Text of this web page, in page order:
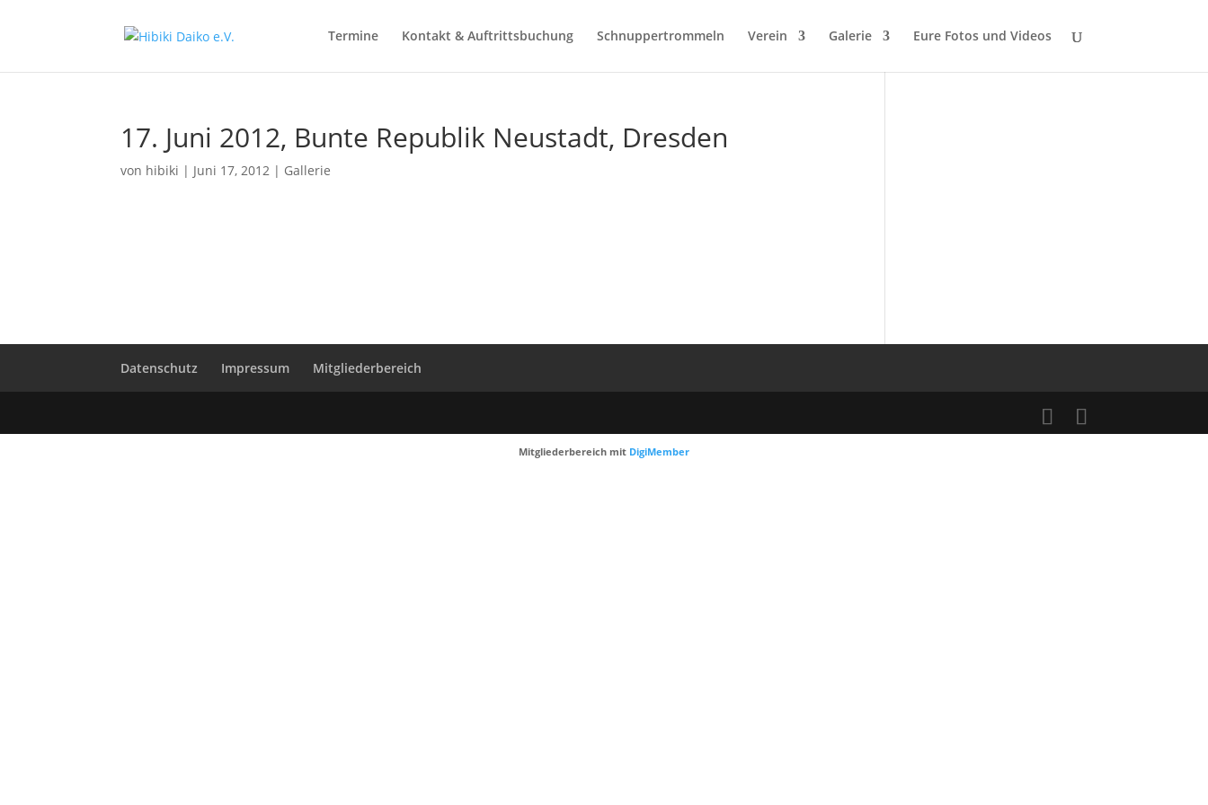
Termine Kontakt & Auftrittsbuchung Schnuppertrommeln Verein Galerie Eure Fotos und Videos
17. Juni 2012, Bunte Republik Neustadt, Dresden
von hibiki | Juni 17, 2012 | Gallerie
Datenschutz Impressum Mitgliederbereich
Mitgliederbereich mit DigiMember